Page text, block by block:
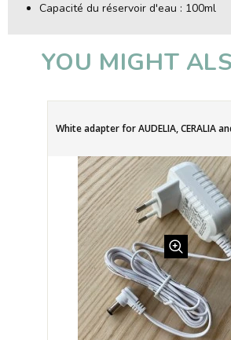
Capacité du réservoir d'eau : 100ml
YOU MIGHT
White adapter for AUDELIA, CERALIA